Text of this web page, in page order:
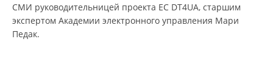
СМИ руководительницей проекта ЕС DT4UA, старшим
экспертом Академии электронного управления Мари
Педак.